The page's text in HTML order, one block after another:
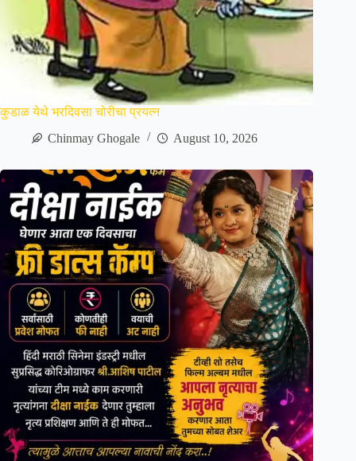
कुडाळ येथे भरदिवसा चोरीचा प्रयत्न
Chinmay Ghogale
August 10, 2026